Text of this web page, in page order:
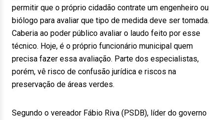
permitir que o próprio cidadão contrate um engenheiro ou
biólogo para avaliar que tipo de medida deve ser tomada.
Caberia ao poder público avaliar o laudo feito por esse
técnico. Hoje, é o próprio funcionário municipal quem
precisa fazer essa avaliação. Parte dos especialistas,
porém, vê risco de confusão jurídica e riscos na
preservação de áreas verdes.
Segundo o vereador Fábio Riva (PSDB), líder do governo